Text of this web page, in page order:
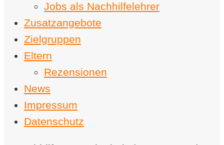
Jobs als Nachhilfelehrer
Zusatzangebote
Zielgruppen
Eltern
Rezensionen
News
Impressum
Datenschutz